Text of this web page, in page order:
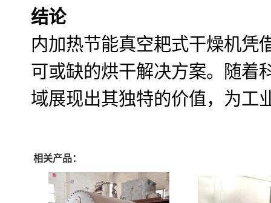
结论
内加热节能真空耙式干燥机凭
可或缺的烘干解决方案。随着
域展现出其独特的价值，为工
相关产品：